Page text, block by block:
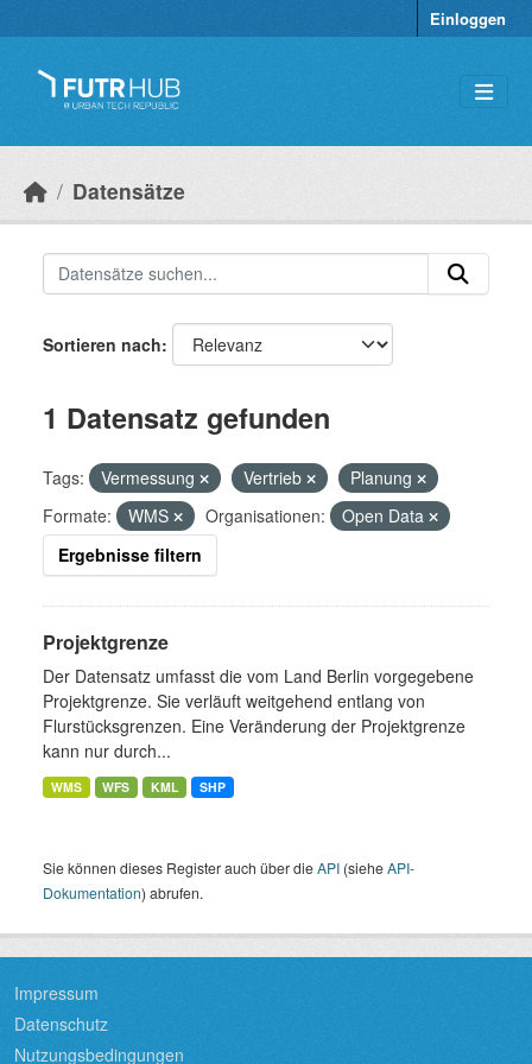
Einloggen
Datensätze
Sortieren nach
1 Datensatz gefunden
Tags: Vermessung Vertrieb
Planung
Formate:
WMS Organisationen:
Open Data
Ergebnisse filtern
Projektgrenze
Der Datensatz umfasst die vom Land Berlin vorgegebene
Projektgrenze. Sie verläuft weitgehend entlang von
Flurstücksgrenzen. Eine Veränderung der Projektgrenze
kann nur durch...
WMS WFS KML SHP
Sie können dieses Register auch über dieAPI (sieheAPI-
Dokumentation) abrufen.
Impressum
Datenschutz
Nutzungsbedingungen